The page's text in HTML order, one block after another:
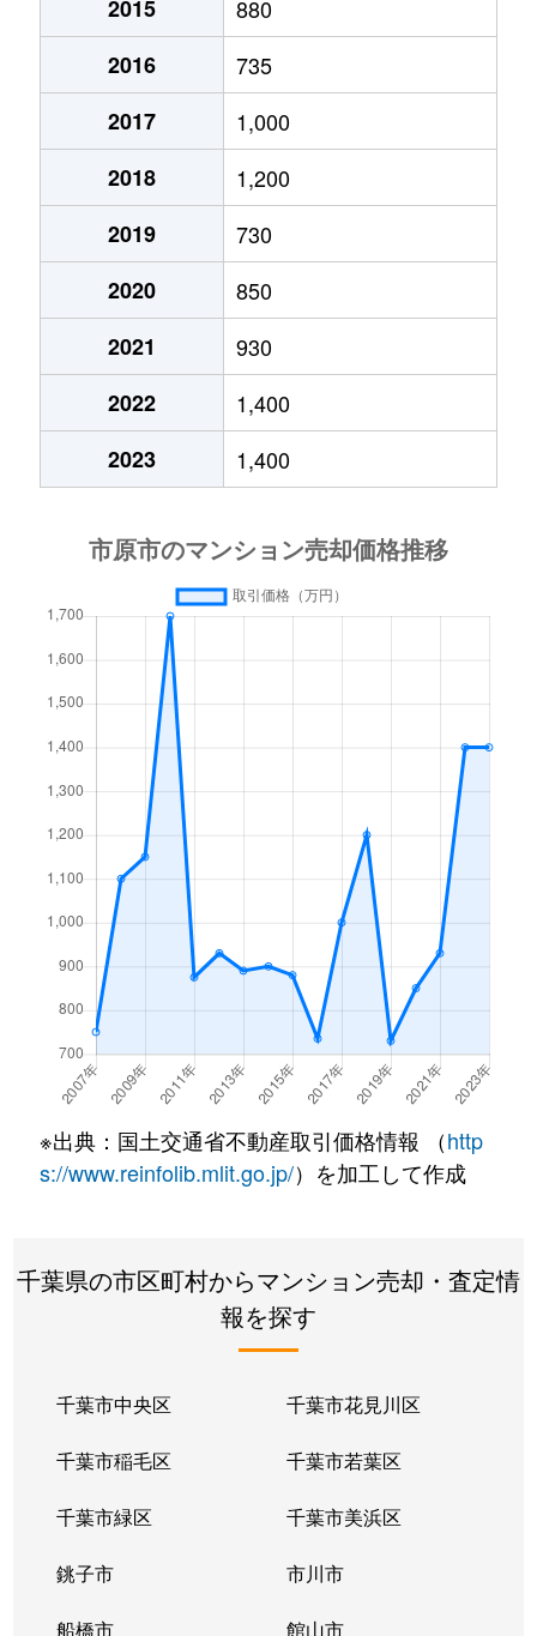
ちはら台西 1,900万円
ちはら台西
3,900万円
ちはら台西
2,200万円
ちはら台西
2,200万円
ちはら台西
3,100万円
ちはら台東
1,500万円
ちはら台東
1,400万円
ちはら台東
900万円
ちはら台南
1,300万円
ちはら台南
ちはら台
1,300万円 ちはら台
東五所
280万円 八幡宿
徒歩20分
八幡
徒歩5分
八幡海岸通
300万円
徒歩19分
八幡北町
120万円 八幡宿
徒歩14分
八幡北町
200万円 八幡宿 徒歩14分
2015
880
2016
735
2017
1,000
2018
1,200
2019
730
2020
850
2021
930
2022
1,400
2023
1,400
※出典：国土交通省不動産取引価格情報 （http
s://www.reinfolib.mlit.go.jp/）を加工して作成
千葉県の市区町村からマンション売却・査定情
報を探す
千葉市中央区 千葉市花見川区
千葉市稲毛区 千葉市若葉区
千葉市緑区 千葉市美浜区
銚子市 市川市
船橋市 館山市